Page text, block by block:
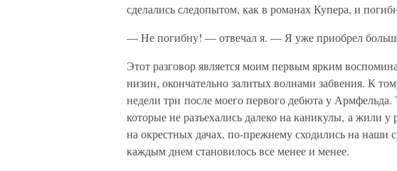
сделались следопытом, как в романах Купера, и
— Не погибну! — отвечал я. — Я уже приобрел
Этот разговор является моим первым ярким
низин, окончательно залитых волнами забвения. К
недели три после моего первого дебюта у
которые не разъехались далеко на каникулы, а жили
на окрестных дачах, по-прежнему сходились на
каждым днем становилось все менее и менее.